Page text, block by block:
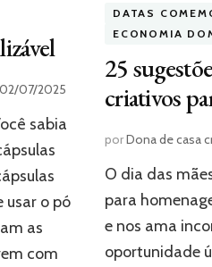
02/07/2025
sabia
usar o pó
as
com
DATAS
ECONOMIA
25
criativos
porDona de casa
O dia das
para
e nos ama
oportunidade